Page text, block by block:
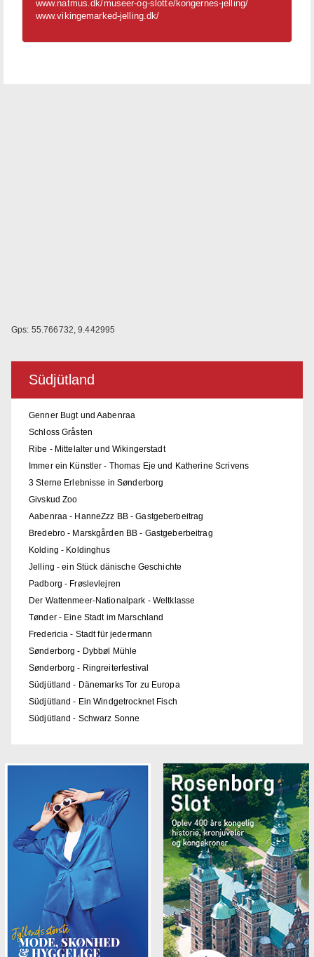
www.natmus.dk/museer-og-slotte/kongernes-jelling/
www.vikingemarked-jelling.dk/
Gps: 55.766732, 9.442995
Südjütland
Genner Bugt und Aabenraa
Schloss Gråsten
Ribe - Mittelalter und Wikingerstadt
Immer ein Künstler - Thomas Eje und Katherine Scrivens
3 Sterne Erlebnisse in Sønderborg
Givskud Zoo
Aabenraa - HanneZzz BB - Gastgeberbeitrag
Bredebro - Marskgården BB - Gastgeberbeitrag
Kolding - Koldinghus
Jelling - ein Stück dänische Geschichte
Padborg - Frøslevlejren
Der Wattenmeer-Nationalpark - Weltklasse
Tønder - Eine Stadt im Marschland
Fredericia - Stadt für jedermann
Sønderborg - Dybbøl Mühle
Sønderborg - Ringreiterfestival
Südjütland - Dänemarks Tor zu Europa
Südjütland - Ein Windgetrocknet Fisch
Südjütland - Schwarz Sonne